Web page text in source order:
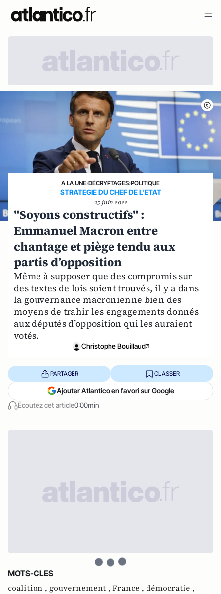
A LA UNE›DÉCRYPTAGES›POLITIQUE
STRATEGIE DU CHEF DE L'ETAT
25 juin 2022
"Soyons constructifs" :
Emmanuel Macron entre
chantage et piège tendu aux
partis d’opposition
Même à supposer que des compromis sur
des textes de lois soient trouvés, il y a dans
la gouvernance macronienne bien des
moyens de trahir les engagements donnés
aux députés d’opposition qui les auraient
votés.
Christophe Bouillaud
Écoutez cet article0:00min
PARTAGER CLASSER
Ajouter Atlantico en favori sur Google
MOTS-CLES
coalition , gouvernement , France , démocratie ,